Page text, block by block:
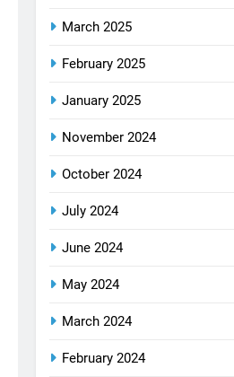
March 2025
February 2025
January 2025
November 2024
October 2024
July 2024
June 2024
May 2024
March 2024
February 2024